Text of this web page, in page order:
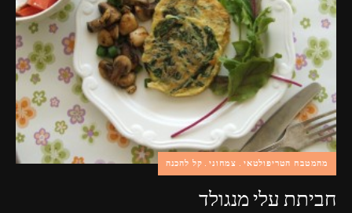
מהמטבח הטריפולטאי צמחוני קל להכנה
חביתת עלי מנגולד